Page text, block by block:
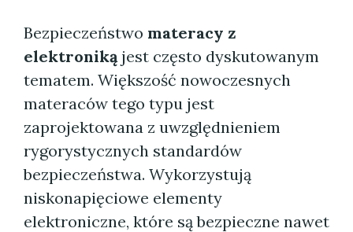
Bezpieczeństwo materacy z
elektronikąjest często dyskutowanym
tematem. Większość nowoczesnych
materaców tego typu jest
zaprojektowana z uwzględnieniem
rygorystycznych standardów
bezpieczeństwa. Wykorzystują
niskonapięciowe elementy
elektroniczne, które są bezpieczne nawet